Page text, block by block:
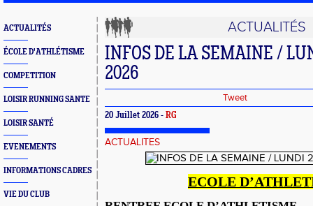
ACTUALITÉS
ÉCOLE D'ATHLÉTISME
COMPETITION
LOISIR RUNNING SANTE
LOISIR SANTÉ
EVENEMENTS
INFORMATIONS CADRES
VIE DU CLUB
ACTUALITÉS
INFOS DE LA SEMAINE /
2026
Tweet
20 Juillet 2026 - RG
ACTUALITES
ECOLE